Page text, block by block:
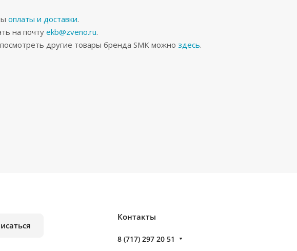
оплаты и доставки.
на почтуekb@zveno.ru.
другие товары бренда SMK можно здесь.
Контакты
8 (717) 297 20 51